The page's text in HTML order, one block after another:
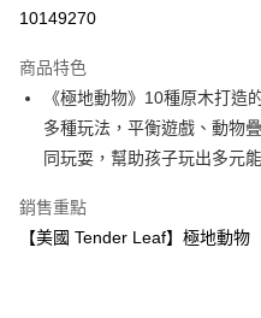
相關說明
1.本服務由台灣大哥大提供，台灣大
2.付款方式選擇「大哥付你分期」
流程，驗證手機門號後，選擇欲分
成交易。
3.實際核准額度、可分期數及費用
消。如遇「轉專審核」未通過狀況
法說明評估內容。
【繳款方式說明】
AFTEE先享後付
相關說明
【關於「AFTEE先享後付」】
AFTEE先享後付是「在收到商品之
便利好安心！
２．便利：只要手機號碼，簡訊認證
３．安心：先確認商品／服務後，再
ATM付款
運送方式
國內宅配/郵寄 (不適用離島、海
10149270
商品特色
《極地動物》10種原木打造
多種玩法，平衡遊戲、動物
同玩耍，幫助孩子玩出多元能
銷售重點
【美國 Tender Leaf】極地動物